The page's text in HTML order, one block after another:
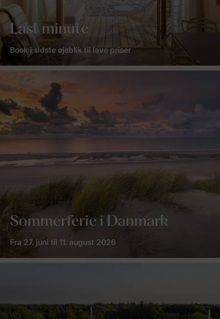
Last minute
Book i sidste øjeblik til lave priser
Sommerferie i Danmark
Fra 27. juni til 11. august 2026